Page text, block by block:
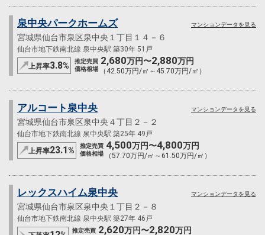
泉中央パークホームズ
宮城県仙台市泉区泉中央１丁目１４－６
仙台市地下鉄南北線 泉中央駅 築30年 51戸
上昇率3.8%
推定売買
価格相場
2,680万円〜2,880万円
（42.50万円/㎡～45.70万円/㎡）
マンションデータを見る
アルコート泉中央
宮城県仙台市泉区泉中央４丁目２－２
仙台市地下鉄南北線 泉中央駅 築25年 49戸
上昇率23.1%
推定売買
価格相場
4,500万円〜4,800万円
（57.70万円/㎡～61.50万円/㎡）
マンションデータを見る
レックスハイム泉中央
宮城県仙台市泉区泉中央１丁目２－８
仙台市地下鉄南北線 泉中央駅 築27年 46戸
推定売買 2,620万円〜2,820万円
マンションデータを見る